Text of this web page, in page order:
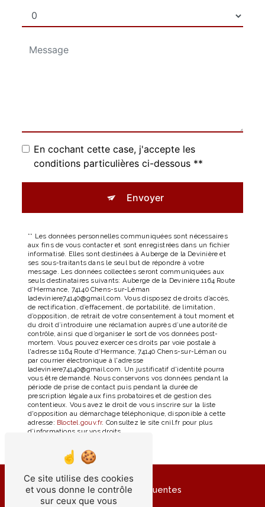
En cochant cette case, j'accepte les
conditions particulières ci-dessous **
Envoyer
** Les données personnelles communiquées sont nécessaires
aux fins de vous contacter et sont enregistrées dans un fichier
informatisé. Elles sont destinées à Auberge de la Devinière et
ses sous-traitants dans le seul but de répondre à votre
message. Les données collectées seront communiquées aux
seuls destinataires suivants: Auberge de la Devinière 1164 Route
d'Hermance, 74140 Chens-sur-Léman
ladeviniere74140@gmail.com. Vous disposez de droits d’accès,
de rectification, d’effacement, de portabilité, de limitation,
d’opposition, de retrait de votre consentement à tout moment et
du droit d’introduire une réclamation auprès d’une autorité de
contrôle, ainsi que d’organiser le sort de vos données post-
mortem. Vous pouvez exercer ces droits par voie postale à
l'adresse 1164 Route d'Hermance, 74140 Chens-sur-Léman ou
par courrier électronique à l'adresse
ladeviniere74140@gmail.com. Un justificatif d'identité pourra
vous être demandé. Nous conservons vos données pendant la
période de prise de contact puis pendant la durée de
prescription légale aux fins probatoires et de gestion des
contentieux. Vous avez le droit de vous inscrire sur la liste
d'opposition au démarchage téléphonique, disponible à cette
adresse:
Bloctel.gouv.fr. Consultez le site cnil.fr pour plus
d’informations sur vos droits.
Recherches fréquentes
Ce site utilise des cookies
et vous donne le contrôle
sur ceux que vous